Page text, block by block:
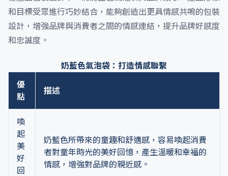
和目標受眾進行巧妙結合，能夠創造出更具情感共鳴的包裝
設計，增強品牌與消費者之間的情感連結，提升品牌好感度
和忠誠度。
奶藍色氣泡袋：打造情感聯繫
優
點
描述
喚
起
美
好
回
奶藍色所帶來的童趣和舒適感，容易喚起消費
者對童年時光的美好回憶，產生溫暖和幸福的
情感，增強對品牌的親近感。